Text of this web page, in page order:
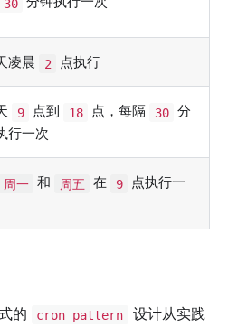
30
凌晨 2 点执行
9 点到 18 点，每隔 30 分
行一次
周一 和 周五 在 9
点执行一
的 cron pattern
设计从实践